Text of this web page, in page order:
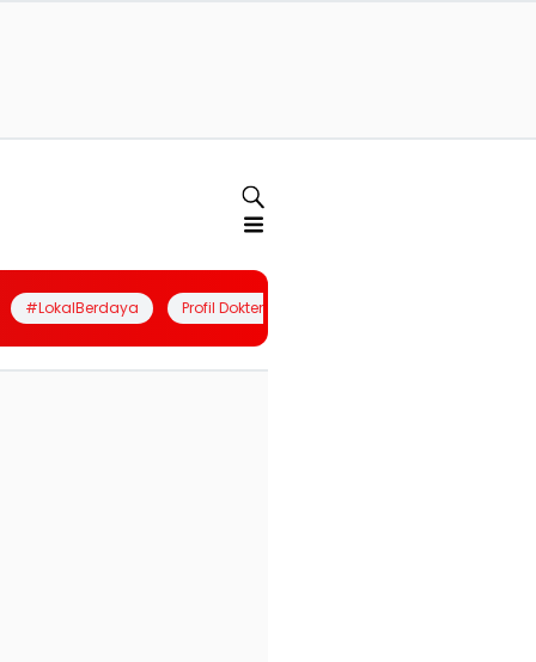
#LokalBerdaya Profil Dokter